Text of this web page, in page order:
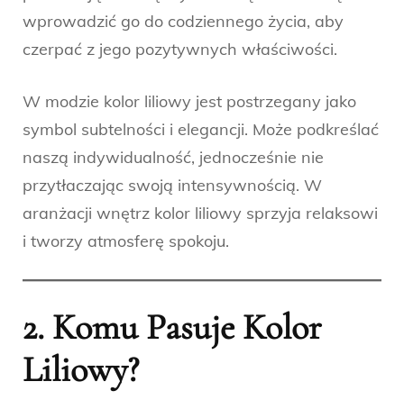
wprowadzić go do codziennego życia, aby
czerpać z jego pozytywnych właściwości.
W modzie kolor liliowy jest postrzegany jako
symbol subtelności i elegancji. Może podkreślać
naszą indywidualność, jednocześnie nie
przytłaczając swoją intensywnością. W
aranżacji wnętrz kolor liliowy sprzyja relaksowi
i tworzy atmosferę spokoju.
2. Komu Pasuje Kolor
Liliowy?